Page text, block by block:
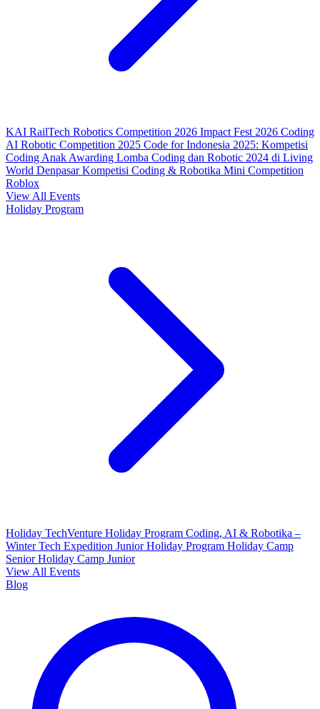
KAI RailTech Robotics Competition 2026 Impact Fest 2026 Coding
AI Robotic Competition 2025 Code for Indonesia 2025: Kompetisi
Coding Anak Awarding Lomba Coding dan Robotic 2024 di Living
World DenpasarKompetisi Coding & Robotika Mini Competition
Roblox
View All Events
Holiday Program
Holiday TechVenture Holiday Program Coding, AI & Robotika –
Winter Tech Expedition Junior Holiday Program Holiday Camp
SeniorHoliday Camp Junior
View All Events
Blog